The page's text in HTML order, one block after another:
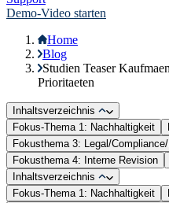
Demo-Video starten
Home
Blog
Studien Teaser
Prioritaeten
Inhaltsverzeichnis
Fokus-Thema 1: Nachhaltigkeit
Fokusthema 3: Legal/
Fokusthema 4: Interne Revision
Inhaltsverzeichnis
Fokus-Thema 1: Nachhaltigkeit